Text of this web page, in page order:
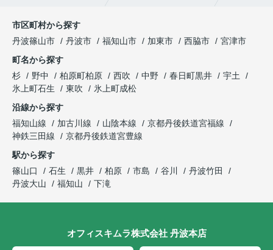
市区町村から探す
丹波篠山市
丹波市 福知山市 加東市 西脇市
宮津市
町名から探す
杉
野中 柏原町柏原 西吹 中野 春日町黒井
宇土
氷上町石生
東吹
氷上町成松
沿線から探す
福知山線
加古川線 山陰本線
京都丹後鉄道宮福線
神鉄三田線
京都丹後鉄道宮豊線
駅から探す
篠山口
石生 黒井 柏原 市島 谷川
丹波竹田
丹波大山
福知山 下滝
オフィスキムラ株式会社 丹波本店